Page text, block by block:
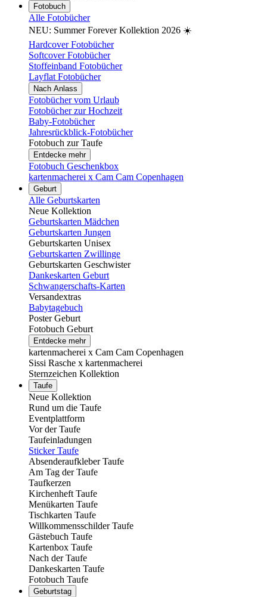
Fotobuch
Alle Fotobücher
NEU: Summer Forever Kollektion 2026 ☀️
Hardcover Fotobücher
Softcover Fotobücher
Stoffeinband Fotobücher
Layflat Fotobücher
Nach Anlass
Fotobücher vom Urlaub
Fotobücher zur Hochzeit
Baby-Fotobücher
Jahresrückblick-Fotobücher
Fotobuch zur Taufe
Entdecke mehr
Fotobuch Geschenkbox
kartenmacherei x Cam Cam Copenhagen
Geburt
Alle Geburtskarten
Neue Kollektion
Geburtskarten Mädchen
Geburtskarten Jungen
Geburtskarten Unisex
Geburtskarten Zwillinge
Geburtskarten Geschwister
Dankeskarten Geburt
Schwangerschafts-Karten
Versandextras
Babytagebuch
Poster Geburt
Fotobuch Geburt
Entdecke mehr
kartenmacherei x Cam Cam Copenhagen
Sissi Rasche x kartenmacherei
Sternzeichen Kollektion
Taufe
Neue Kollektion
Rund um die Taufe
Eventplattform
Vor der Taufe
Taufeinladungen
Sticker Taufe
Absenderaufkleber Taufe
Am Tag der Taufe
Taufkerzen
Kirchenheft Taufe
Menükarten Taufe
Tischkarten Taufe
Willkommensschilder Taufe
Gästebuch Taufe
Kartenbox Taufe
Nach der Taufe
Dankeskarten Taufe
Fotobuch Taufe
Geburtstag